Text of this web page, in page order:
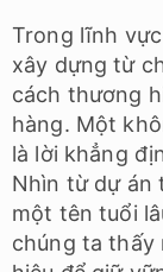
Trong lĩnh
xây dựng từ
cách thương
hàng. Một
là lời khẳng
Nhìn từ dự án
một tên tuổi
chúng ta thấy